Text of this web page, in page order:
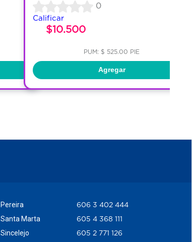
0
Calificar
$10.500
PUM: $ 525.00 PIE
Agregar
Pereira
Santa Marta
Sincelejo
606 3 402 444
605 4 368 111
605 2 771 126